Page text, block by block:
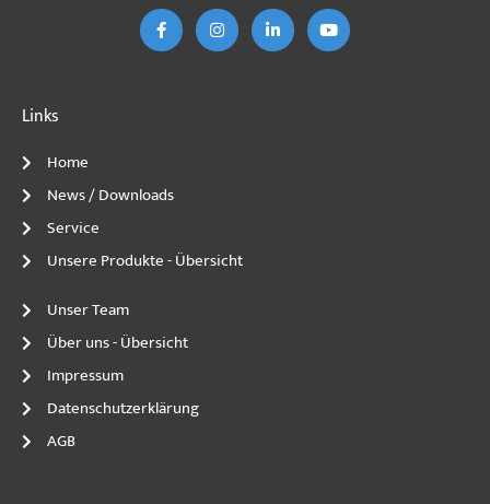
b
o
o
a
g
r
e
d
i
u
b
e
Links
Home
News / Downloads
Service
Unsere Produkte - Übersicht
Unser Team
Über uns - Übersicht
Impressum
Datenschutzerklärung
AGB